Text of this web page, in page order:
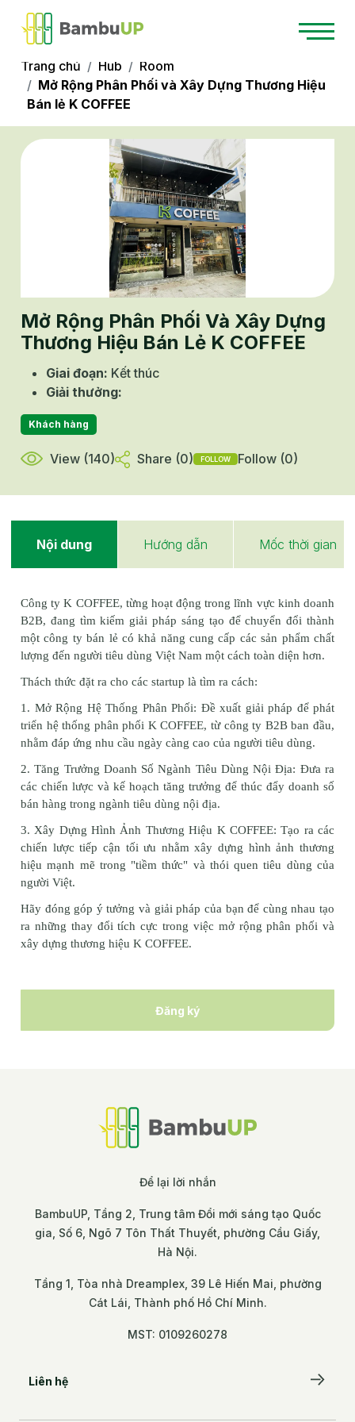
Trang chủ Hub
Room
Mở Rộng Phân Phối và Xây Dựng Thương Hiệu
Bán lẻ K COFFEE
Mở Rộng Phân Phối Và Xây Dựng
Thương Hiệu Bán Lẻ K COFFEE
Giai đoạn: Kết thúc
Giải thưởng:
Khách hàng
View (140) Share (0) FOLLOW Follow (0)
Nội dung Hướng dẫn Mốc thời gian
Công ty K COFFEE, từng hoạt động trong lĩnh vực kinh doanh
B2B, đang tìm kiếm giải pháp sáng tạo để chuyển đổi thành
một công ty bán lẻ có khả năng cung cấp các sản phẩm chất
lượng đến người tiêu dùng Việt Nam một cách toàn diện hơn.
Thách thức đặt ra cho các startup là tìm ra cách:
1. Mở Rộng Hệ Thống Phân Phối: Đề xuất giải pháp để phát
triển hệ thống phân phối K COFFEE, từ công ty B2B ban đầu,
nhằm đáp ứng nhu cầu ngày càng cao của người tiêu dùng.
2. Tăng Trưởng Doanh Số Ngành Tiêu Dùng Nội Địa: Đưa ra
các chiến lược và kế hoạch tăng trưởng để thúc đẩy doanh số
bán hàng trong ngành tiêu dùng nội địa.
3. Xây Dựng Hình Ảnh Thương Hiệu K COFFEE: Tạo ra các
chiến lược tiếp cận tối ưu nhằm xây dựng hình ảnh thương
hiệu mạnh mẽ trong "tiềm thức" và thói quen tiêu dùng của
người Việt.
Hãy đóng góp ý tưởng và giải pháp của bạn để cùng nhau tạo
ra những thay đổi tích cực trong việc mở rộng phân phối và
xây dựng thương hiệu K COFFEE.
Đăng ký
Để lại lời nhắn
BambuUP, Tầng 2, Trung tâm Đổi mới sáng tạo Quốc
gia, Số 6, Ngõ 7 Tôn Thất Thuyết, phường Cầu Giấy,
Hà Nội.
Tầng 1, Tòa nhà Dreamplex, 39 Lê Hiến Mai, phường
Cát Lái, Thành phố Hồ Chí Minh.
MST: 0109260278
Liên hệ